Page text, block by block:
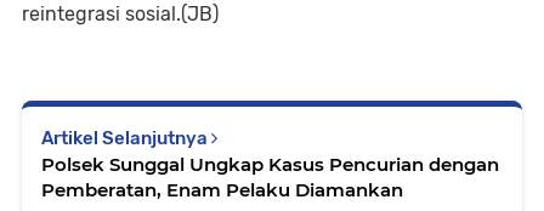
reintegrasi sosial.(JB)
Artikel Selanjutnya
Polsek Sunggal Ungkap Kasus Pencurian dengan
Pemberatan, Enam Pelaku Diamankan